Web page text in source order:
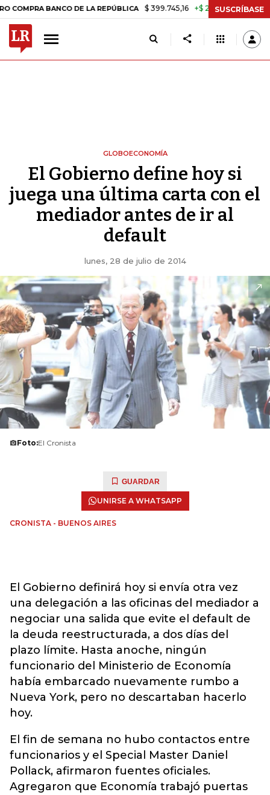
BANCO DE LA REPÚBLICA $ 399.745,16 +$ 2.295,71 +0,58% TASA
SUSCRÍBASE
GLOBOECONOMÍA
El Gobierno define hoy si
juega una última carta con el
mediador antes de ir al
default
lunes, 28 de julio de 2014
Foto:El Cronista
GUARDAR
UNIRSE A WHATSAPP
CRONISTA - BUENOS AIRES
El Gobierno definirá hoy si envía otra vez
una delegación a las oficinas del mediador a
negociar una salida que evite el default de
la deuda reestructurada, a dos días del
plazo límite. Hasta anoche, ningún
funcionario del Ministerio de Economía
había embarcado nuevamente rumbo a
Nueva York, pero no descartaban hacerlo
hoy.
El fin de semana no hubo contactos entre
funcionarios y el Special Master Daniel
Pollack, afirmaron fuentes oficiales.
Agregaron que Economía trabajó puertas